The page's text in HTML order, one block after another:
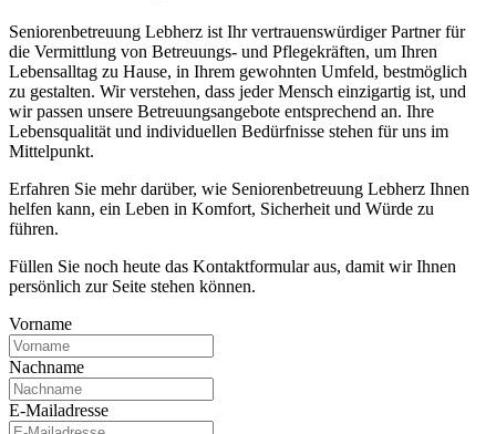
Seniorenbetreuung Lebherz ist Ihr vertrauenswürdiger Partner für
die Vermittlung von Betreuungs- und Pflegekräften, um Ihren
Lebensalltag zu Hause, in Ihrem gewohnten Umfeld, bestmöglich
zu gestalten. Wir verstehen, dass jeder Mensch einzigartig ist, und
wir passen unsere Betreuungsangebote entsprechend an. Ihre
Lebensqualität und individuellen Bedürfnisse stehen für uns im
Mittelpunkt.
Erfahren Sie mehr darüber, wie Seniorenbetreuung Lebherz Ihnen
helfen kann, ein Leben in Komfort, Sicherheit und Würde zu
führen.
Füllen Sie noch heute das Kontaktformular aus, damit wir Ihnen
persönlich zur Seite stehen können.
Vorname
Nachname
E-Mailadresse